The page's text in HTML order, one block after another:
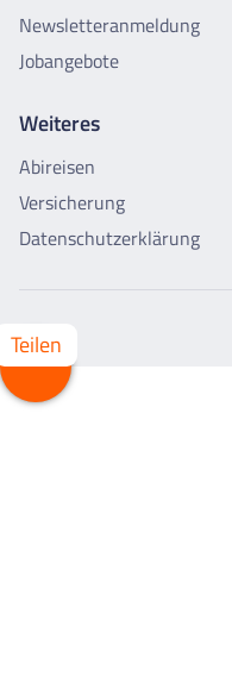
Newsletteranmeldung
Jobangebote
Weiteres
Abireisen
Versicherung
Datenschutzerklärung
Teilen
Whatsapp
Facebook
X